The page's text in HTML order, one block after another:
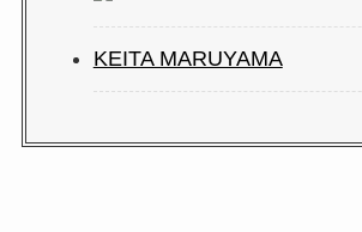
KEITA MARUYAMA